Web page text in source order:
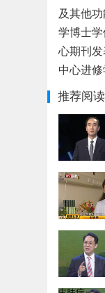
及其他
学博士
心期刊
中心进
推荐阅读